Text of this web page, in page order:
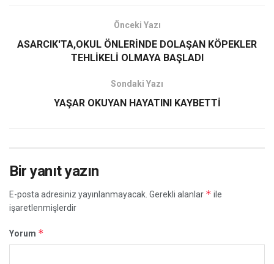
Önceki Yazı
ASARCIK'TA,OKUL ÖNLERİNDE DOLAŞAN KÖPEKLER
TEHLİKELİ OLMAYA BAŞLADI
Sondaki Yazı
YAŞAR OKUYAN HAYATINI KAYBETTİ
Bir yanıt yazın
E-posta adresiniz yayınlanmayacak. Gerekli alanlar * ile
işaretlenmişlerdir
Yorum *